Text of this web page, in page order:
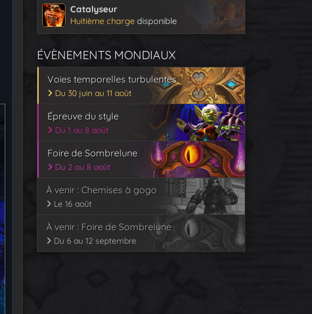
Catalyseur
Huitième charge disponible
ÉVÈNEMENTS MONDIAUX
Voies temporelles turbulentes
Du 30 juin au 11 août
Épreuve du style
Du 1 au 8 août
Foire de Sombrelune
Du 2 au 8 août
À venir : Chemises à gogo
Le 16 août
À venir : Foire de Sombrelune
Du 6 au 12 septembre